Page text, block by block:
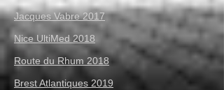
Jacques Vabre 2017
Nice UltiMed 2018
Route du Rhum 2018
Brest Atlantiques 2019